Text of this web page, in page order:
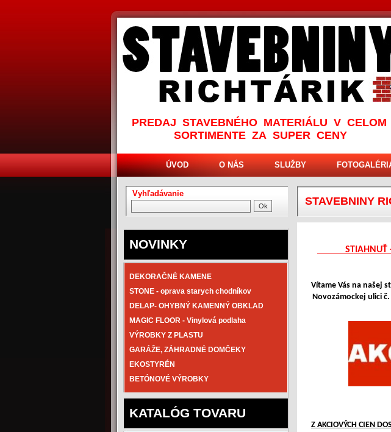
STAVEBNINY
ÚVOD O NÁS SLUŽBY
PREDAJ STAVEBNÉHO MATERIÁLU V CELOM
SORTIMENTE ZA SUPER CENY
Vyhľadávanie
NOVINKY
DEKORAČNÉ KAMENE
STONE - oprava starych chodníkov
DELAP- OHYBNÝ KAMENNÝ OBKLAD
MAGIC FLOOR - Vinylová podlaha
VÝROBKY Z PLASTU
GARÁŽE, ZÁHRADNÉ DOMČEKY
EKOSTYRÉN
BETÓNOVÉ VÝROBKY
KATALÓG TOVARU
STIAHNUŤ
Vítame Vás na našej
Novozámockej ulici
Z AKCIOVÝCH CIEN